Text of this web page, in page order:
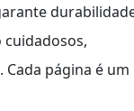
página é um